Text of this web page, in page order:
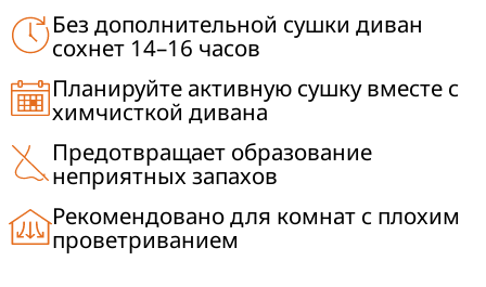
Без дополнительной сушки диван
сохнет 14–16 часов
Планируйте активную сушку вместе с
химчисткой дивана
Предотвращает образование
неприятных запахов
Рекомендовано для комнат с плохим
проветриванием